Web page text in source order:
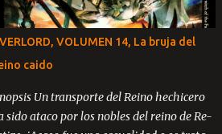
VOLUMEN 14, La bruja del
caido
Un transporte del Reino hechicero
sido ataco por los nobles del reino de Re-